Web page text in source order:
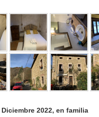
Diciembre 2022, en familia